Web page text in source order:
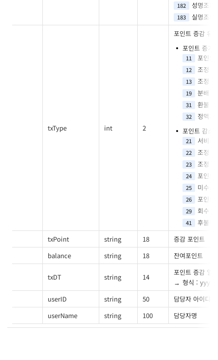
182 성명조회
183 실명조회
txType int 2
포인트 증감 유형
포인트 증가
11 포인트
12 조정
13 조정
19 분배
31 환불
32
정액제
포인트 감소
21 서비스
22 조정
23 조정
24 포인트
25 미수금
26 포인트
29 회수
41
후불누
txPoint
string 18
증감 포인트
balance
string 18 잔여포인트
txDT string 14
포인트 증감 일시
형식 :
userID
string 50
담당자 아이디
userName
string 100 담당자명